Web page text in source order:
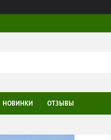
НОВИНКИ ОТЗЫВЫ